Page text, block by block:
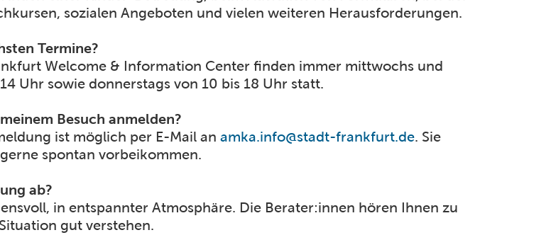
sozialen Angeboten und vielen weiteren Herausforderungen.
Termine?
Welcome & Information Center finden immer mittwochs und
Uhr sowie donnerstags von 10 bis 18 Uhr statt.
Besuch anmelden?
ist möglich per E-Mail an amka.info@stadt-frankfurt.de. Sie
spontan vorbeikommen.
ab?
in entspannter Atmosphäre. Die Berater:innen hören Ihnen zu
gut verstehen.